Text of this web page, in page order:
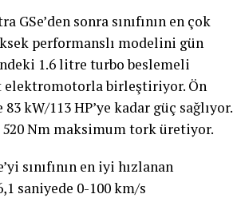
sonra sınıfının en çok
performanslı modelini gün
1.6 litre turbo beslemeli
elektromotorla birleştiriyor. Ön
kW/113 HP’ye kadar güç sağlıyor.
520 Nm maksimum tork üretiyor.
sınıfının en iyi hızlanan
saniyede 0-100 km/s